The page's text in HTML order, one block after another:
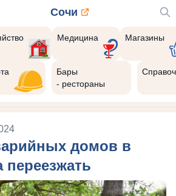
Сочи
Медицина Магазины
Бары
- рестораны
домов в
переезжать